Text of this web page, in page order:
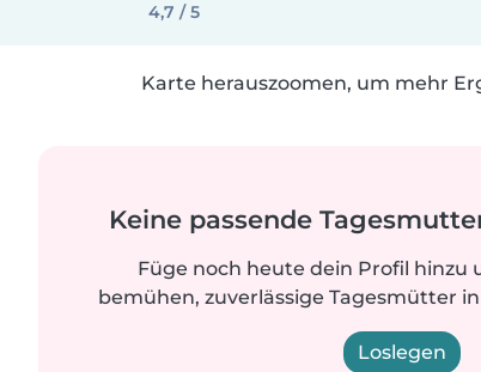
4,7 / 5
Karte herauszoomen, um mehr
Keine passende
Füge noch heute dein Profil hinzu
bemühen, zuverlässige Tagesmütter
Loslegen